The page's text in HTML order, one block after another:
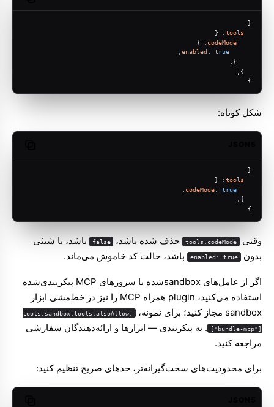
{
tools
: {
codeMode
: {
enabled : true
}
شکل کوتاه:
{
tools
: {
codeMode: true
}
وقتی tools.codeMode حذف شده باشد، false
باشد، یا شیئی
بدون
enabled: true باشد، حالت کد خاموش می‌ماند.
اگر از عامل‌های sandbox‌شده با سرورهای MCP پیکربندی‌شده
استفاده می‌کنید، plugin همراه MCP را نیز در خط‌مشی ابزار
sandbox مجاز کنید؛ برای نمونه،
tools.sandbox.tools.alsoAllow:
["bundle-mcp"] . به پیکربندی — ابزارها و ارائه‌دهندگان سفارشی
مراجعه کنید.
برای محدودیت‌های سخت‌گیرانه‌تر، حدهای صریح تنظیم کنید: